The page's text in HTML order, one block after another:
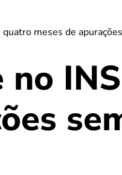
quatro meses de
no